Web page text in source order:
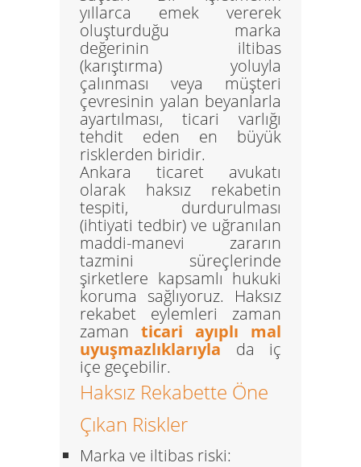
yıllarca emek vererek
oluşturduğu marka
değerinin iltibas
(karıştırma) yoluyla
çalınması veya müşteri
çevresinin yalan beyanlarla
ayartılması, ticari varlığı
tehdit eden en büyük
risklerden biridir.
Ankara ticaret avukatı
olarak haksız rekabetin
tespiti, durdurulması
(ihtiyati tedbir) ve uğranılan
maddi-manevi zararın
tazmini süreçlerinde
şirketlere kapsamlı hukuki
koruma sağlıyoruz. Haksız
rekabet eylemleri zaman
zaman ticari ayıplı mal
uyuşmazlıklarıyla da iç
içe geçebilir.
Haksız Rekabette Öne
Çıkan Riskler
Marka ve iltibas riski: